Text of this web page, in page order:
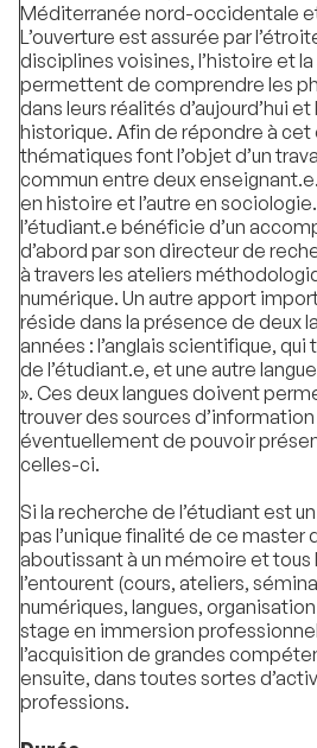
Méditerranée nord-occidentale
L’ouverture est assurée par
disciplines voisines, l’histoire et
permettent de comprendre les
dans leurs réalités d’aujourd’hui
historique. Afin de répondre à cet
thématiques font l’objet d’un
commun entre deux
en histoire et l’autre en
l’étudiant.e bénéficie d’un
d’abord par son directeur de
à travers les ateliers
numérique. Un autre apport
réside dans la présence de deux
années : l’anglais scientifique,
de l’étudiant.e, et une autre
». Ces deux langues doivent
trouver des sources d’information
éventuellement de pouvoir
celles-ci.
Si la recherche de l’étudiant est
pas l’unique finalité de ce master
aboutissant à un mémoire et tous
l’entourent (cours, ateliers,
numériques, langues,
stage en immersion
l’acquisition de grandes
ensuite, dans toutes sortes
professions.